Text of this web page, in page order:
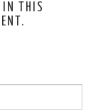
IN THIS